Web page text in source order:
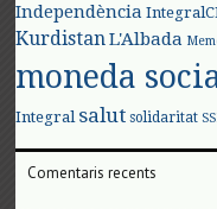
Independència
KurdistanL'Albada
moneda
Integral salut solidaritat
Comentaris recents